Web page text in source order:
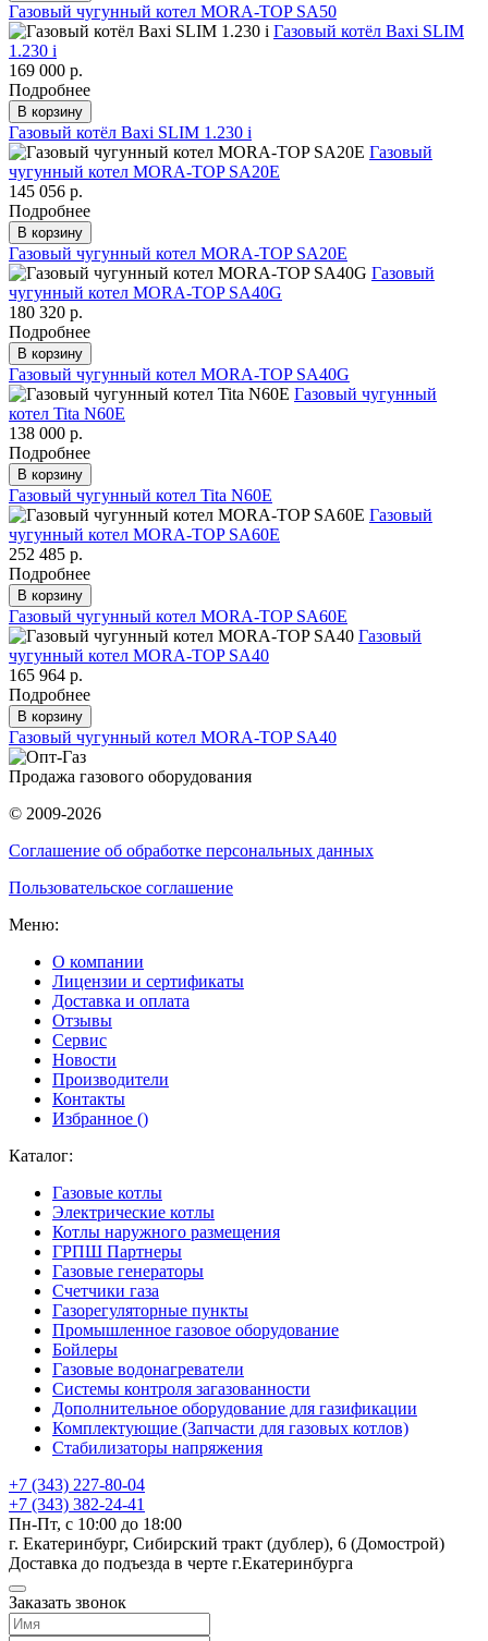
Газовый чугунный котел MORA-TOP SA50
Газовый котёл Baxi SLIM
1.230 i
169 000 р.
Подробнее
В корзину
Газовый котёл Baxi SLIM 1.230 i
Газовый
чугунный котел MORA-TOP SA20E
145 056 р.
Подробнее
В корзину
Газовый чугунный котел MORA-TOP SA20E
Газовый
чугунный котел MORA-TOP SA40G
180 320 р.
Подробнее
В корзину
Газовый чугунный котел MORA-TOP SA40G
Газовый чугунный
котел Tita N60E
138 000 р.
Подробнее
В корзину
Газовый чугунный котел Tita N60E
Газовый
чугунный котел MORA-TOP SA60E
252 485 р.
Подробнее
В корзину
Газовый чугунный котел MORA-TOP SA60E
Газовый
чугунный котел MORA-TOP SA40
165 964 р.
Подробнее
В корзину
Газовый чугунный котел MORA-TOP SA40
Продажа газового оборудования
© 2009-2026
Соглашение об обработке персональных данных
Пользовательское соглашение
Меню:
О компании
Лицензии и сертификаты
Доставка и оплата
Отзывы
Сервис
Новости
Производители
Контакты
Избранное ()
Каталог:
Газовые котлы
Электрические котлы
Котлы наружного размещения
ГРПШ Партнеры
Газовые генераторы
Счетчики газа
Газорегуляторные пункты
Промышленное газовое оборудование
Бойлеры
Газовые водонагреватели
Системы контроля загазованности
Дополнительное оборудование для газификации
Комплектующие (Запчасти для газовых котлов)
Стабилизаторы напряжения
+7 (343) 227-80-04
+7 (343) 382-24-41
Пн-Пт, с 10:00 до 18:00
г. Екатеринбург, Сибирский тракт (дублер), 6 (Домострой)
Доставка до подъезда в черте г.Екатеринбурга
Заказать звонок